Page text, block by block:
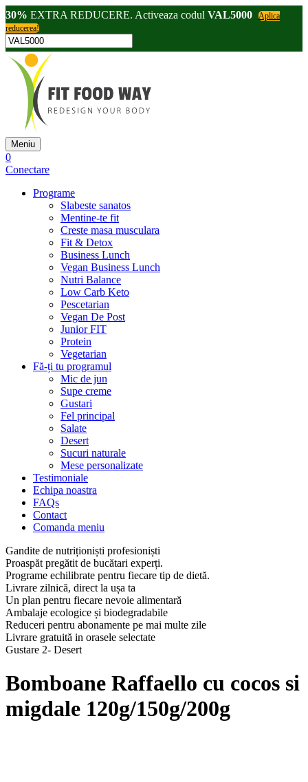
30% EXTRA REDUCERE. Activeaza codul VAL5000
Aplica
reducerea!
Meniu
0
Conectare
Programe
Slabeste sanatos
Mentine-te fit
Creste masa musculara
Fit & Detox
Business Lunch
Vegan Business Lunch
Nutri Balance
Low Carb Keto
Pescetarian
Vegan De Post
Junior FIT
Protein
Vegetarian
Fă-ți tu programul
Mic de jun
Supe creme
Gustari
Fel principal
Salate
Desert
Sucuri naturale
Mese personalizate
Testimoniale
Echipa noastra
FAQs
Contact
Comanda meniu
Gandite de nutriționiști profesioniști
Proaspăt pregătit de bucătari experți.
Programe echilibrate pentru fiecare tip de dietă.
Livrare zilnică, direct la ușa ta
Un plan pentru fiecare nevoie alimentară
Ambalaje ecologice și biodegradabile
Reduceri pentru abonamente pe mai multe zile
Livrare gratuită in orasele selectate
Gustare 2- Desert
Bomboane Raffaello cu cocos si
migdale 120g/150g/200g